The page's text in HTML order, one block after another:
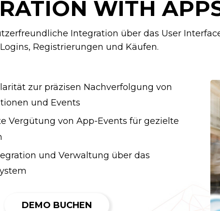
WITH
Integration über das User
Registrierungen und Käufen.
zur präzisen Nachverfolgung von
und Events
Vergütung von App-Events für gezielte
und Verwaltung über das
DEMO BUCHEN